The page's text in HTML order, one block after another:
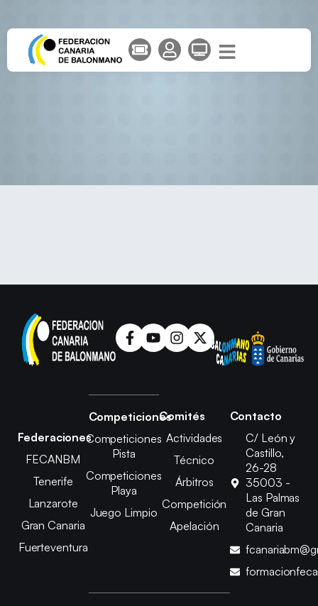
Federaciones
FECANBM
Tenerife
Lanzarote
Gran Canaria
Fuerteventura
Competiciones
Competiciones
Pista
Competiciones
Playa
Juego Limpio
Comités
Actividades
Técnico
Árbitros
Competición
Apelación
Contacto
C/ León y
Castillo,
26-28
35003 -
Las Palmas
de Gran
Canaria